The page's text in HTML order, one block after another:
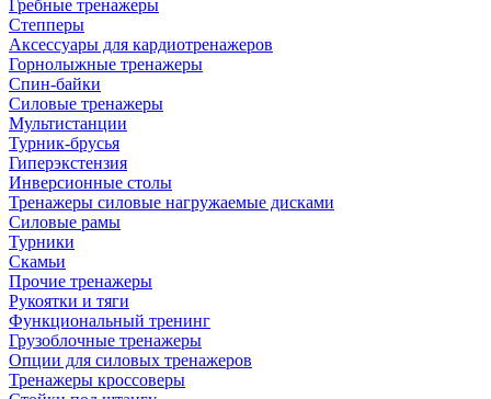
Гребные тренажеры
Степперы
Аксессуары для кардиотренажеров
Горнолыжные тренажеры
Спин-байки
Силовые тренажеры
Мультистанции
Турник-брусья
Гиперэкстензия
Инверсионные столы
Тренажеры силовые нагружаемые дисками
Силовые рамы
Турники
Скамьи
Прочие тренажеры
Рукоятки и тяги
Функциональный тренинг
Грузоблочные тренажеры
Опции для силовых тренажеров
Тренажеры кроссоверы